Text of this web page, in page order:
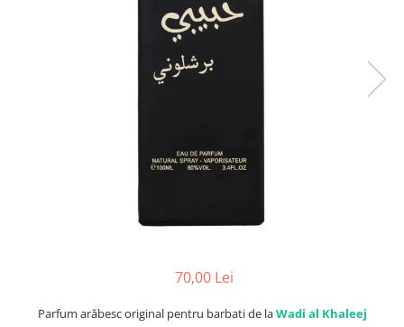
70,00 Lei
Parfum arăbesc original pentru barbati de laWadi al Khaleej